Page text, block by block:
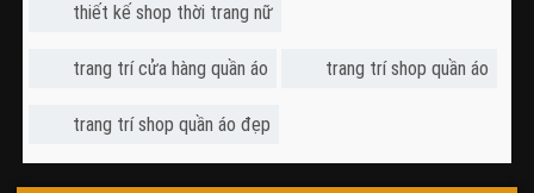
thiết kế shop thời trang nữ
trang trí cửa hàng quần áo trang trí shop quần áo
trang trí shop quần áo đẹp